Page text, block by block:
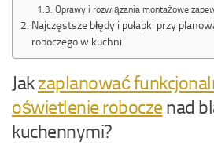
Oprawy i rozwiązania montażowe
Najczęstsze błędy i pułapki przy
roboczego w kuchni
Jakzaplanować
oświetlenie robocze nad
kuchennymi?